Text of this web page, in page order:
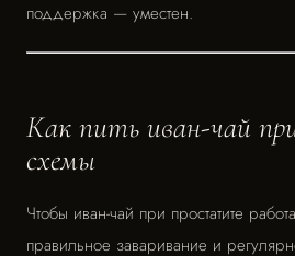
поддержка — уместен.
Как пить иван-чай
схемы
Чтобы иван-чай при простатите
правильное заваривание и